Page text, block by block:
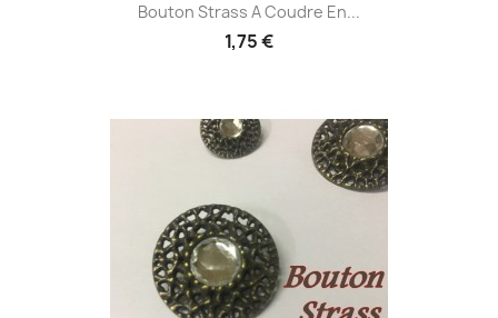
Bouton Strass A Coudre En...
1,75 €